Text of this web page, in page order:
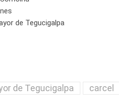
de Tegucigalpa
de Tegucigalpa carcel